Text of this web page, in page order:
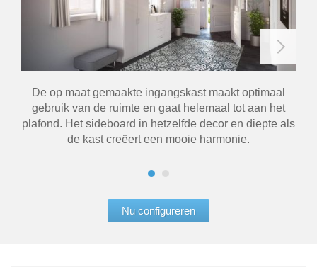
De op maat gemaakte ingangskast maakt optimaal
gebruik van de ruimte en gaat helemaal tot aan het
plafond. Het sideboard in hetzelfde decor en diepte als
de kast creëert een mooie harmonie.
Nu configureren